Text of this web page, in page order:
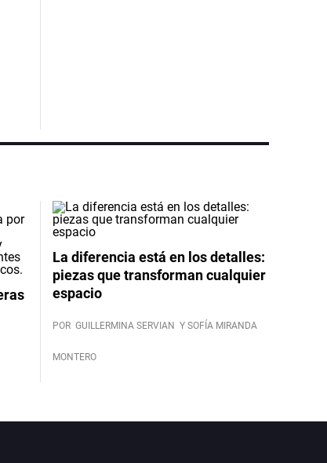
La diferencia está en los detalles:
piezas que transforman cualquier
espacio
POR GUILLERMINA SERVIAN Y SOFÍA MIRANDA
MONTERO